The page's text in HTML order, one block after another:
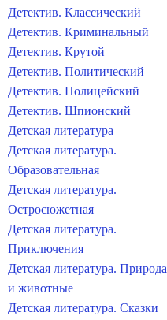
Детектив. Классический
Детектив. Криминальный
Детектив. Крутой
Детектив. Политический
Детектив. Полицейский
Детектив. Шпионский
Детская литература
Детская литература.
Образовательная
Детская литература.
Остросюжетная
Детская литература.
Приключения
Детская литература. Природа
и животные
Детская литература. Сказки